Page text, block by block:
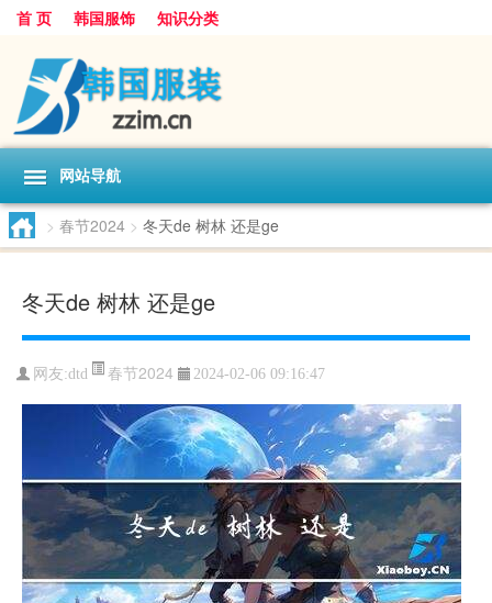
首 页 韩国服饰 知识分类
网站导航
> 春节2024 > 冬天de 树林 还是ge
冬天de 树林 还是ge
网友:dtd 春节2024 2024-02-06 09:16:47